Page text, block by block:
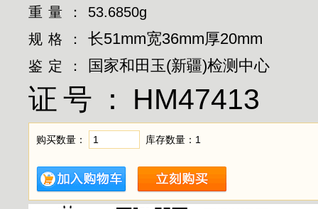
重量： 53.6850g
规格： 长51mm宽36mm厚20mm
鉴定： 国家和田玉(新疆)检测中心
证号： HM47413
购买数量： 库存数量： 1